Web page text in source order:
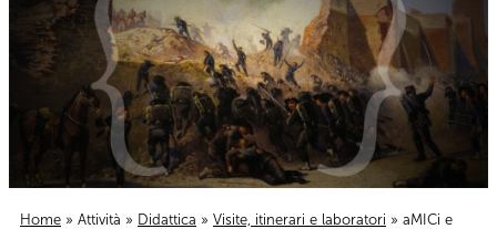
Home » Attività » Didattica » Visite, itinerari e laboratori » aMICi e